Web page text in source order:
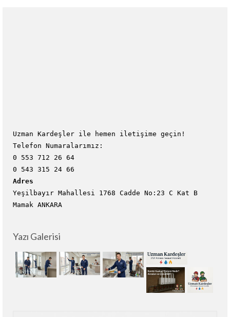
Uzman Kardeşler ile hemen iletişime geçin!
Telefon Numaralarımız:
0 553 712 26 64
0 543 315 24 66
Adres
Yeşilbayır Mahallesi 1768 Cadde No:23 C Kat B
Mamak ANKARA
Yazı Galerisi